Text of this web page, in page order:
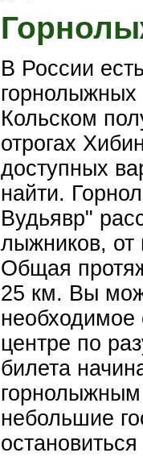
В России
горнолыжных
Кольском
отрогах
доступных
найти.
Вудьявр"
лыжников, от
Общая
25 км. Вы
центре по
билета
горнолыжным
небольшие